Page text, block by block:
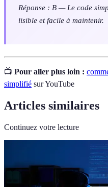
Réponse : B — Le code
lisible et facile à maintenir.
📺 Pour aller plus loin :
simplifié sur YouTube
Articles similaires
Continuez votre lecture